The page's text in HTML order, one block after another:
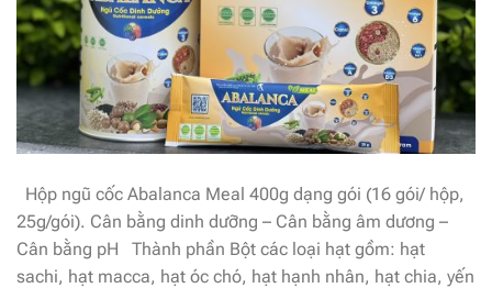
Hộp ngũ cốc Abalanca Meal 400g dạng gói (16 gói/ hộp,
25g/gói). Cân bằng dinh dưỡng – Cân bằng âm dương –
Cân bằng pH Thành phần Bột các loại hạt gồm: hạt
sachi, hạt macca, hạt óc chó, hạt hạnh nhân, hạt chia, yến